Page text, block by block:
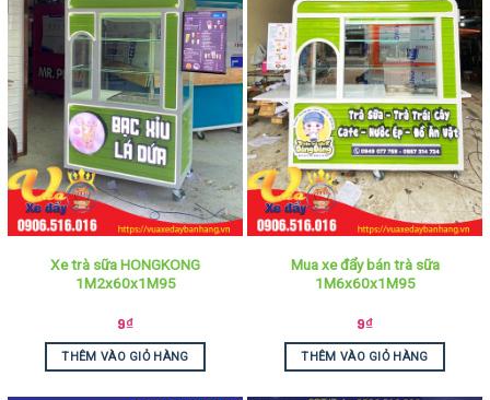
Xe trà sữa HONGKONG
1M2x60x1M95
9₫
THÊM VÀO GIỎ HÀNG
Mua xe đẩy bán trà sữa
1M6x60x1M95
9₫
THÊM VÀO GIỎ HÀNG